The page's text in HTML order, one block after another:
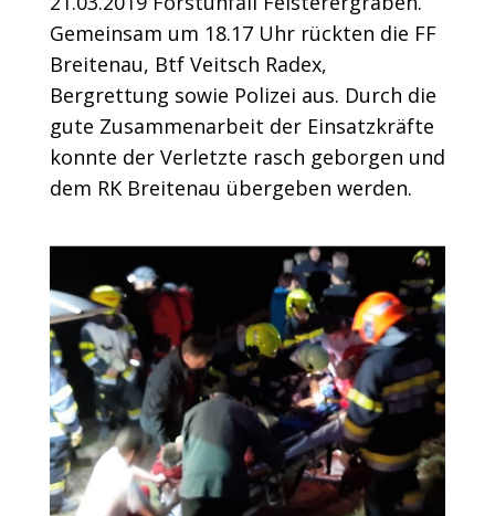
Gemeinsam um 18.17 Uhr rückten die FF
Breitenau, Btf Veitsch Radex,
Bergrettung sowie Polizei aus. Durch die
gute Zusammenarbeit der Einsatzkräfte
konnte der Verletzte rasch geborgen und
dem RK Breitenau übergeben werden.